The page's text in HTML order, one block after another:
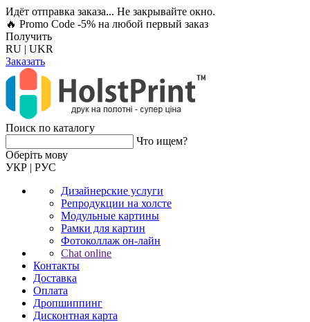
Идёт отправка заказа... Не закрывайте окно.
🔥 Promo Code -5% на любой первый заказ
Получить
RU | UKR
Заказать
Поиск по каталогу
Что ищем?
Оберiть мову
УКР | РУС
Дизайнерские услуги
Репродукции на холсте
Модульные картины
Рамки для картин
Фотоколлаж он-лайн
Chat online
Контакты
Доставка
Оплата
Дропшиппинг
Дисконтная карта